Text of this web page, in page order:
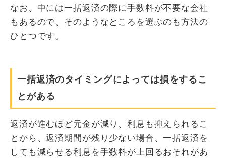
なお、中には一括返済の際に手数料が不要な会社
もあるので、そのようなところを選ぶのも方法の
ひとつです。
一括返済のタイミングによっては損をするこ
とがある
返済が進むほど元金が減り、利息も抑えられるこ
とから、返済期間が残り少ない場合、一括返済を
しても減らせる利息を手数料が上回るおそれがあ